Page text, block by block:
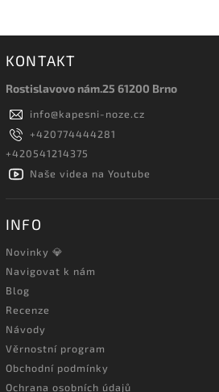
KONTAKT
Rostislavovo nám.25 61200 Brno
info@kapesni-noze.cz
+420774444281
+420541214375
Naše videa na Youtube
INFO
Novinky 💎
Navigovat k nám
Blog
Recenze
Návody
Věrnostní program
Obchodní podmínky
Ochrana osobních údajů